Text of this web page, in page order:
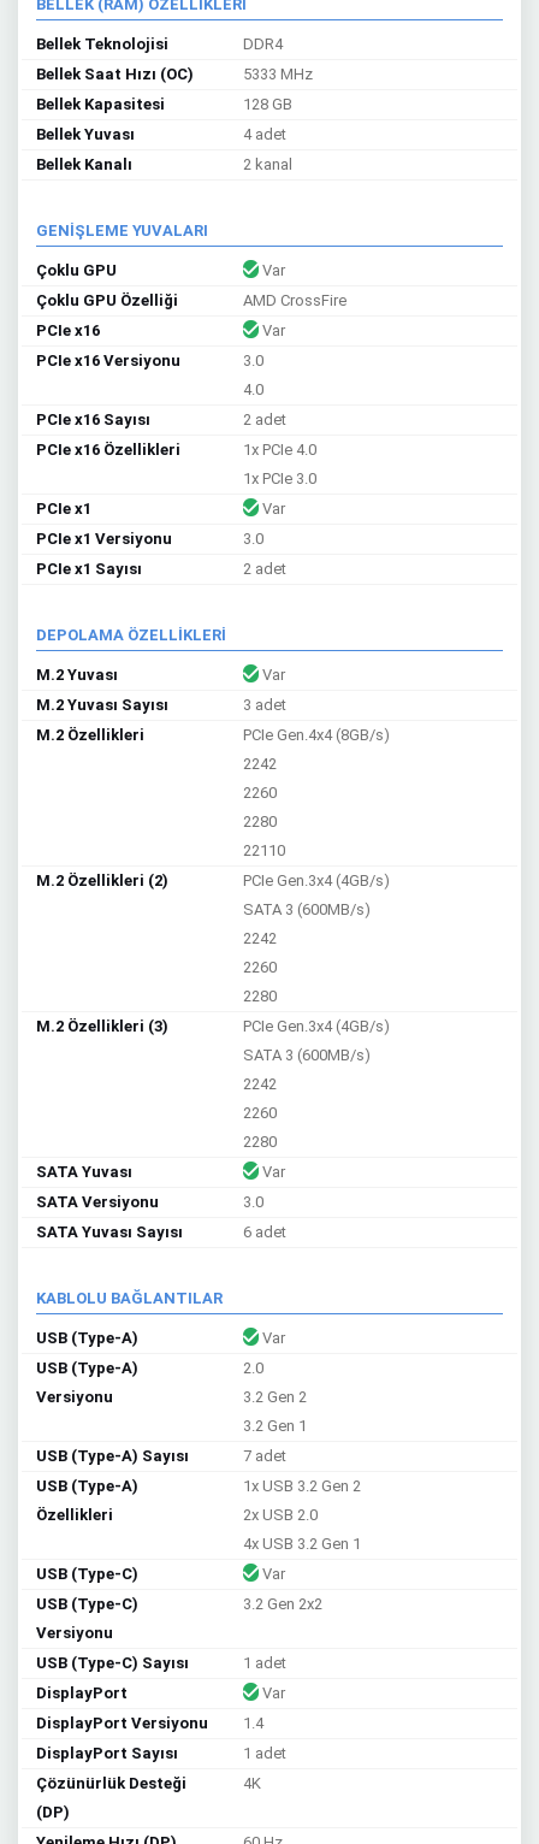
BELLEK (RAM) ÖZELLİKLERİ
Bellek Teknolojisi
DDR4
Bellek Saat Hızı (OC)
5333 MHz
Bellek Kapasitesi
128 GB
Bellek Yuvası
4 adet
Bellek Kanalı
2 kanal
GENİŞLEME YUVALARI
Çoklu GPU
Var
Çoklu GPU Özelliği
AMD CrossFire
PCIe x16
Var
PCIe x16 Versiyonu
3.0
4.0
PCIe x16 Sayısı
2 adet
PCIe x16 Özellikleri
1x PCIe 4.0
1x PCIe 3.0
PCIe x1
Var
PCIe x1 Versiyonu
3.0
PCIe x1 Sayısı
2 adet
DEPOLAMA ÖZELLİKLERİ
M.2 Yuvası
Var
M.2 Yuvası Sayısı
3 adet
M.2 Özellikleri
PCIe Gen.4x4 (8GB/s)
2242
2260
2280
22110
M.2 Özellikleri (2)
PCIe Gen.3x4 (4GB/s)
SATA 3 (600MB/s)
2242
2260
2280
M.2 Özellikleri (3)
PCIe Gen.3x4 (4GB/s)
SATA 3 (600MB/s)
2242
2260
2280
SATA Yuvası
Var
SATA Versiyonu
3.0
SATA Yuvası Sayısı
6 adet
KABLOLU BAĞLANTILAR
USB (Type-A)
Var
USB (Type-A)
Versiyonu
2.0
3.2 Gen 2
3.2 Gen 1
USB (Type-A) Sayısı
7 adet
USB (Type-A)
Özellikleri
1x USB 3.2 Gen 2
2x USB 2.0
4x USB 3.2 Gen 1
USB (Type-C)
Var
USB (Type-C)
Versiyonu
3.2 Gen 2x2
USB (Type-C) Sayısı
1 adet
DisplayPort
Var
DisplayPort Versiyonu
1.4
DisplayPort Sayısı
1 adet
Çözünürlük Desteği
(DP)
4K